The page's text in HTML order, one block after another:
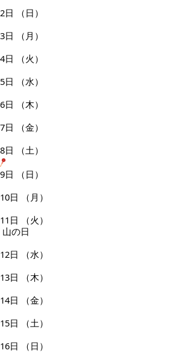
2日
（日）
3日
（月）
4日
（火）
5日
（水）
6日
（木）
7日
（金）
8日
（土）
9日
（日）
10日
（月）
11日
（火）
山の日
12日
（水）
13日
（木）
14日
（金）
15日
（土）
16日
（日）